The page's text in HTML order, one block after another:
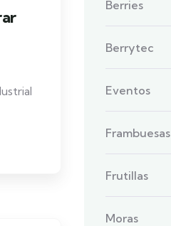
Berries
Berrytec
Eventos
Frambuesas
Frutillas
Moras